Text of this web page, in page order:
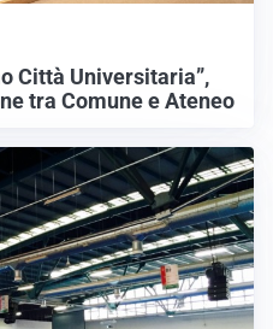
Città Universitaria”,
tra Comune e Ateneo